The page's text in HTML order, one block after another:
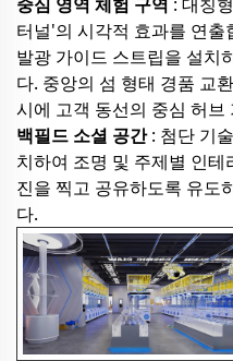
터널'의 시각적 효과를 연
발광 가이드 스트립을 설치
다. 중앙의 섬 형태 경품 교
시에 고객 동선의 중심 허브
백필드 소셜 공간: 첨단 기
치하여 조명 및 주제별 인
진을 찍고 공유하도록 유도
다.